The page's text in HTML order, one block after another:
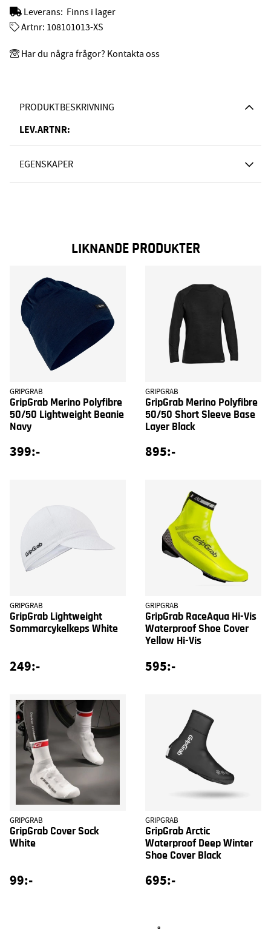
PRODUKTBESKRIVNING
LEV.ARTNR:
EGENSKAPER
Leverans: Finns i lager
Artnr: 108101013-XS
Har du några frågor? Kontakta oss
LIKNANDE PRODUKTER
GRIPGRAB
GripGrab Merino Polyfibre
50/50 Lightweight Beanie
Navy
399:-
GRIPGRAB
GripGrab Merino Polyfibre
50/50 Short Sleeve Base
Layer Black
895:-
GRIPGRAB
GripGrab Lightweight
Sommarcykelkeps White
249:-
GRIPGRAB
GripGrab RaceAqua Hi-Vis
Waterproof Shoe Cover
Yellow Hi-Vis
595:-
GRIPGRAB
GripGrab Cover Sock
White
99:-
GRIPGRAB
GripGrab Arctic
Waterproof Deep Winter
Shoe Cover Black
695:-